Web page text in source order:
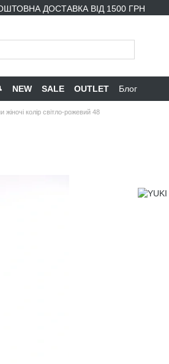
ДОСТАВКА ВІД 1500 ГРН
NEW SALE OUTLET Блог
жіночі колір світло-рожевий 48